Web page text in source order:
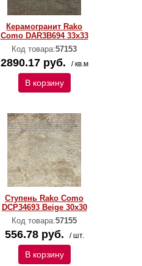
Керамогранит Rako
Como DAR3B694 33x33
Код товара:57153
2890.17 руб. / кв.м
В корзину
Ступень Rako Como
DCP34693 Beige 30x30
Код товара:57155
556.78 руб. / шт.
В корзину